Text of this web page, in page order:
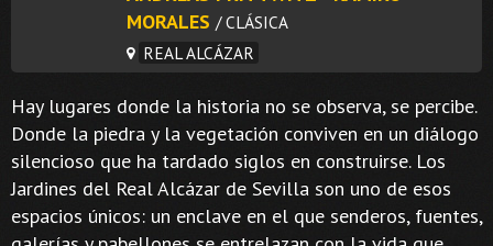
MORALES / CLÁSICA
REAL ALCÁZAR
Hay lugares donde la historia no se observa, se percibe.
Donde la piedra y la vegetación conviven en un diálogo
silencioso que ha tardado siglos en construirse. Los
Jardines del Real Alcázar de Sevilla son uno de esos
espacios únicos: un enclave en el que senderos, fuentes,